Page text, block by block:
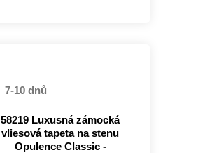
7-10 dnů
58219 Luxusná zámocká
vliesová tapeta na stenu
Opulence Classic -